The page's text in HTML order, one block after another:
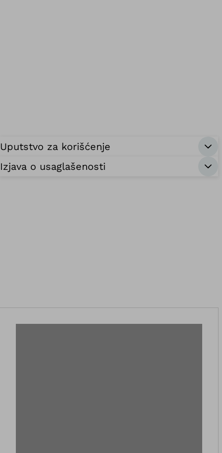
Uputstvo za korišćenje
Izjava o usaglašenosti